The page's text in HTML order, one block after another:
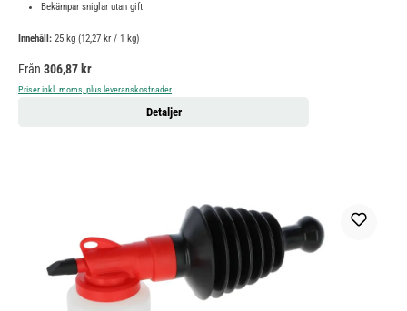
Bekämpar sniglar utan gift
Innehåll: 25 kg (12,27 kr / 1 kg)
Ordinarie pris:
Från 306,87 kr
Priser inkl. moms, plus leveranskostnader
Detaljer